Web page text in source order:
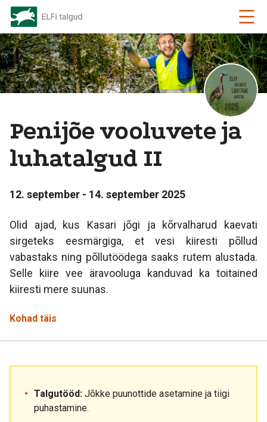
Penijõe vooluvete ja
luhatalgud II
12. september - 14. september 2025
Olid ajad, kus Kasari jõgi ja kõrvalharud kaevati
sirgeteks eesmärgiga, et vesi kiiresti põllud
vabastaks ning põllutöödega saaks rutem alustada.
Selle kiire vee äravooluga kanduvad ka toitained
kiiresti mere suunas.
Kohad täis
Talgutööd: Jõkke puunottide asetamine ja tiigi
puhastamine.